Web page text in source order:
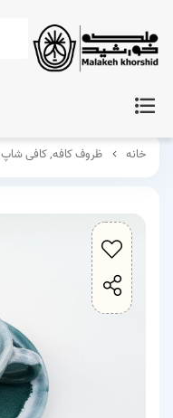
خانه ظروف کافه, کافی شاپ